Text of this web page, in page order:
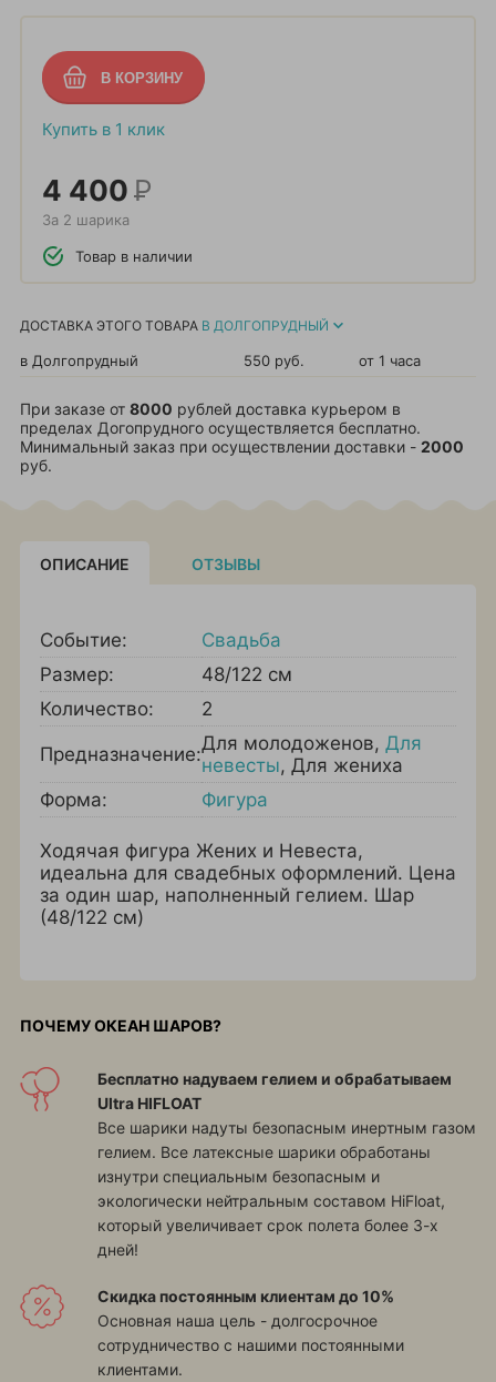
Купить в 1 клик
4 400Р
За 2 шарика
Товар в наличии
ДОСТАВКА ЭТОГО ТОВАРА В ДОЛГОПРУДНЫЙ
в Долгопрудный 550 руб. от 1 часа
При заказе от 8000 рублей доставка курьером в
пределах Догопрудного осуществляется бесплатно.
Минимальный заказ при осуществлении доставки - 2000
руб.
ОПИСАНИЕ ОТЗЫВЫ
Событие:
Свадьба
Размер:
48/122 см
Количество:
2
Предназначение:Для молодоженов, Для
невесты, Для жениха
Форма:
Фигура
Ходячая фигура Жених и Невеста,
идеальна для свадебных оформлений. Цена
за один шар, наполненный гелием. Шар
(48/122 см)
ПОЧЕМУ ОКЕАН ШАРОВ?
Бесплатно надуваем гелием и обрабатываем
Ultra HIFLOAT
Все шарики надуты безопасным инертным газом
гелием. Все латексные шарики обработаны
изнутри специальным безопасным и
экологически нейтральным составом HiFloat,
который увеличивает срок полета более 3-х
дней!
Скидка постоянным клиентам до 10%
Основная наша цель - долгосрочное
сотрудничество с нашими постоянными
клиентами.